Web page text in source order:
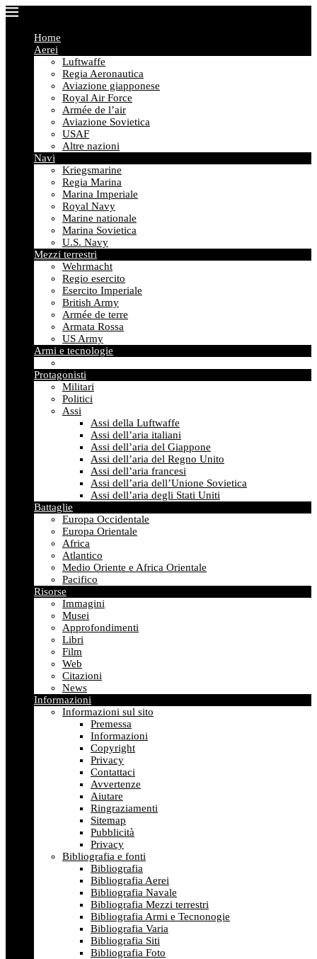
Home
Aerei
Luftwaffe
Regia Aeronautica
Aviazione giapponese
Royal Air Force
Armée de l’air
Aviazione Sovietica
USAF
Altre nazioni
Navi
Kriegsmarine
Regia Marina
Marina Imperiale
Royal Navy
Marine nationale
Marina Sovietica
U.S. Navy
Mezzi terrestri
Wehrmacht
Regio esercito
Esercito Imperiale
British Army
Armée de terre
Armata Rossa
US Army
Armi e tecnologie
Protagonisti
Militari
Politici
Assi
Assi della Luftwaffe
Assi dell’aria italiani
Assi dell’aria del Giappone
Assi dell’aria del Regno Unito
Assi dell’aria francesi
Assi dell’aria dell’Unione Sovietica
Assi dell’aria degli Stati Uniti
Battaglie
Europa Occidentale
Europa Orientale
Africa
Atlantico
Medio Oriente e Africa Orientale
Pacifico
Risorse
Immagini
Musei
Approfondimenti
Libri
Film
Web
Citazioni
News
Informazioni
Informazioni sul sito
Premessa
Informazioni
Copyright
Privacy
Contattaci
Avvertenze
Aiutare
Ringraziamenti
Sitemap
Pubblicità
Privacy
Bibliografia e fonti
Bibliografia
Bibliografia Aerei
Bibliografia Navale
Bibliografia Mezzi terrestri
Bibliografia Armi e Tecnonogie
Bibliografia Varia
Bibliografia Siti
Bibliografia Foto